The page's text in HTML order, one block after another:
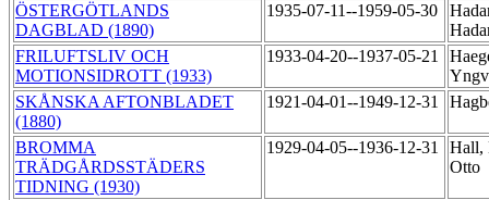
ÖSTERGÖTLANDS
DAGBLAD (1890)
1935-07-11--1959-05-30
FRILUFTSLIV OCH
MOTIONSIDROTT (1933)
1933-04-20--1937-05-21
SKÅNSKA AFTONBLADET
(1880)
1921-04-01--1949-12-31
BROMMA
TRÄDGÅRDSSTÄDERS
TIDNING (1930)
1929-04-05--1936-12-31
Hall,
Otto